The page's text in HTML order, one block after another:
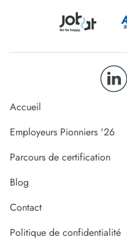
Accueil
Employeurs Pionniers '26
Parcours de certification
Blog
Contact
Politique de confidentialité